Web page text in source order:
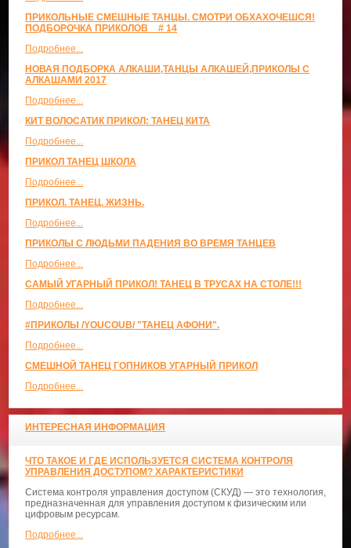
ПРИКОЛЬНЫЕ СМЕШНЫЕ ТАНЦЫ. СМОТРИ ОБХАХОЧЕШСЯ!
ПОДБОРОЧКА ПРИКОЛОВ _ # 14
Подробнее...
НОВАЯ ПОДБОРКА АЛКАШИ,ТАНЦЫ АЛКАШЕЙ,ПРИКОЛЫ С
АЛКАШАМИ 2017
Подробнее...
КИТ ВОЛОСАТИК ПРИКОЛ: ТАНЕЦ КИТА
Подробнее...
ПРИКОЛ ТАНЕЦ ШКОЛА
Подробнее...
ПРИКОЛ. ТАНЕЦ. ЖИЗНЬ.
Подробнее...
ПРИКОЛЫ С ЛЮДЬМИ ПАДЕНИЯ ВО ВРЕМЯ ТАНЦЕВ
Подробнее...
САМЫЙ УГАРНЫЙ ПРИКОЛ! ТАНЕЦ В ТРУСАХ НА СТОЛЕ!!!
Подробнее...
#ПРИКОЛЫ /YOUCOUB/ "ТАНЕЦ АФОНИ".
Подробнее...
СМЕШНОЙ ТАНЕЦ ГОПНИКОВ УГАРНЫЙ ПРИКОЛ
Подробнее...
ИНТЕРЕСНАЯ ИНФОРМАЦИЯ
ЧТО ТАКОЕ И ГДЕ ИСПОЛЬЗУЕТСЯ СИСТЕМА КОНТРОЛЯ
УПРАВЛЕНИЯ ДОСТУПОМ? ХАРАКТЕРИСТИКИ
Система контроля управления доступом (СКУД) — это технология,
предназначенная для управления доступом к физическим или
цифровым ресурсам.
Подробнее...